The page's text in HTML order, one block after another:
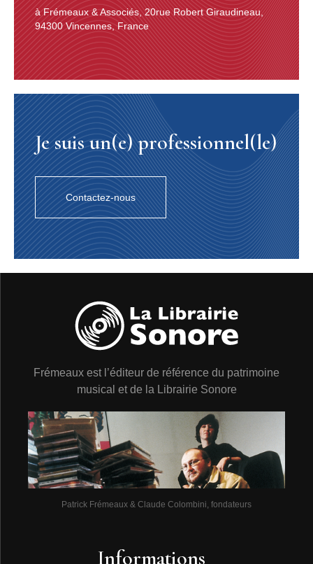
à Frémeaux & Associés, 20rue Robert Giraudineau,
94300 Vincennes, France
Je suis un(e) professionnel(le)
Contactez-nous
Frémeaux est l’éditeur de référence du patrimoine
musical et de la Librairie Sonore
Patrick Frémeaux & Claude Colombini, fondateurs
Informations